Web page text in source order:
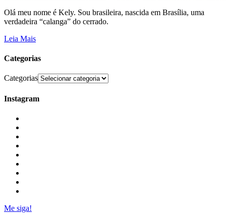
Olá meu nome é Kely. Sou brasileira, nascida em Brasília, uma
verdadeira “calanga” do cerrado.
Leia Mais
Categorias
Categorias
Instagram
Me siga!